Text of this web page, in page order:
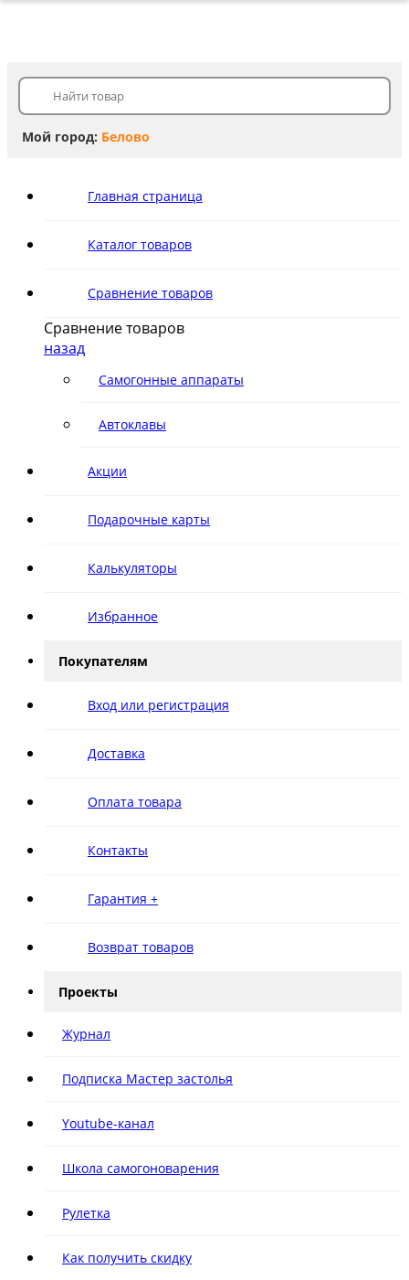
Мой город: Белово
Главная страница
Каталог товаров
Сравнение товаров
Сравнение товаров
назад
Самогонные аппараты
Автоклавы
Акции
Подарочные карты
Калькуляторы
Избранное
Покупателям
Вход или регистрация
Доставка
Оплата товара
Контакты
Гарантия +
Возврат товаров
Проекты
Журнал
Подписка Мастер застолья
Youtube-канал
Школа самогоноварения
Рулетка
Как получить скидку